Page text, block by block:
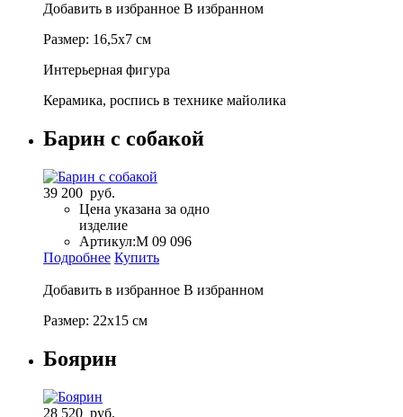
Добавить в избранное В избранном
Размер: 16,5х7 см
Интерьерная фигура
Керамика, роспись в технике майолика
Барин с собакой
39 200 руб.
Цена указана за одно
изделие
Артикул:M 09 096
Подробнее Купить
Добавить в избранное В избранном
Размер: 22х15 см
Боярин
28 520 руб.